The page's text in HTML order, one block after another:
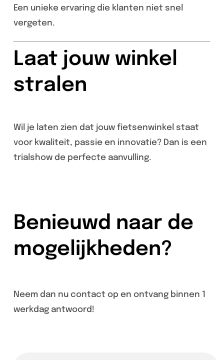
Een unieke ervaring die klanten niet snel
vergeten.
Laat jouw winkel
stralen
Wil je laten zien dat jouw fietsenwinkel staat
voor kwaliteit, passie en innovatie? Dan is een
trialshow de perfecte aanvulling.
Benieuwd naar de
mogelijkheden?
Neem dan nu contact op en ontvang binnen 1
werkdag antwoord!